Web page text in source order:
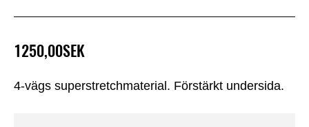
4-vägs superstretchmaterial. Förstärkt undersida.
1250,00SEK